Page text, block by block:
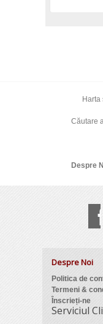
Harta
Căutare
Despre
Despre Noi
Politica de
Termeni &
Înscrieți-ne
Serviciul